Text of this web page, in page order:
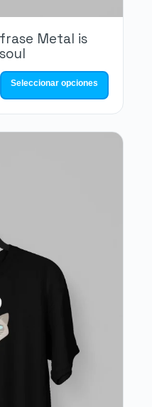
Metal is
Seleccionar opciones